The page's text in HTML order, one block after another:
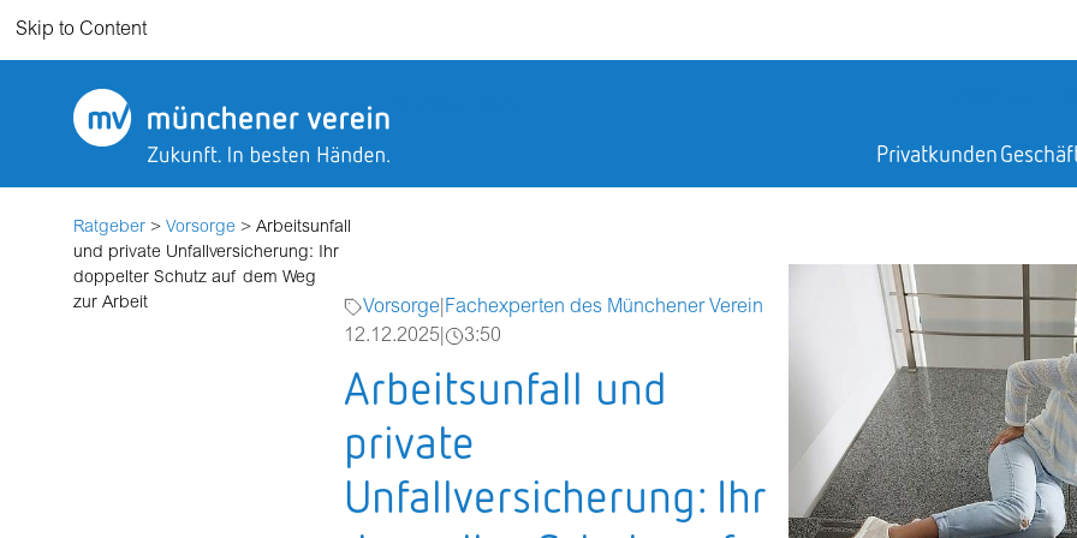
Skip to Content
Privatkunden
Ratgeber > Vorsorge > Arbeitsunfall
und private Unfallversicherung: Ihr
doppelter Schutz auf dem Weg
zur Arbeit
Vorsorge Fachexperten des Münchener Verein
12.12.2025
3:50
Arbeitsunfall und
private
Unfallversicherung: Ihr